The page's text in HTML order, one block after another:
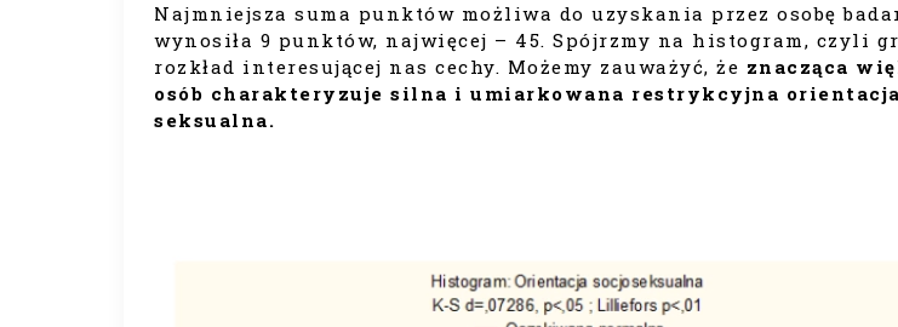
Najmniejsza suma punktów możliwa do uzyskania przez osobę
wynosiła 9 punktów, najwięcej – 45. Spójrzmy na histogram, czyli
rozkład interesującej nas cechy. Możemy zauważyć, że znacząca
osób charakteryzuje silna i umiarkowana restrykcyjna orientacja
seksualna.